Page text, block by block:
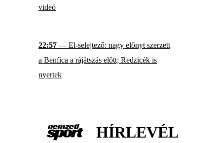
videó
22:57 — El-selejtező: nagy előnyt szerzett
a Benfica a rájátszás előtt; Redzicék is
nyertek
HÍRLEVÉL